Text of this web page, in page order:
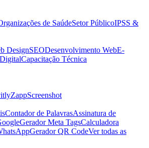
de SaúdeSetor PúblicoIPSS &
DesignSEODesenvolvimento WebE-
Capacitação Técnica
ZappScreenshot
Contador de PalavrasAssinatura de
Gerador Meta TagsCalculadora
Gerador QR CodeVer todas as